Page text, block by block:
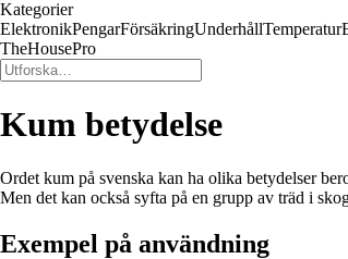
Kategorier
ElektronikPengarFörsäkringUnderhållTemperatur
TheHousePro
Kum betydelse
Ordet kum på svenska kan ha olika betydelser
Men det kan också syfta på en grupp av träd i
Exempel på användning